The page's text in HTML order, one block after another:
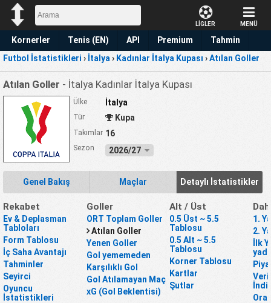
LİGLER MENÜ
Kornerler Tenis (EN) API Premium
Tahmin
Futbol İstatistikleri › İtalya › Kadınlar İtalya Kupası ›Atılan Goller
Atılan Goller - İtalya Kadınlar İtalya Kupası
Ülke İtalya
Tür Kupa
Takımlar 16
Sezon 2026/27
Genel Bakış Maçlar Detaylı İstatistikler
Rekabet
Ev & Deplasman
Tabloları
Form Tablosu
İç Saha Avantajı
Tahminler
Seyirci
Oyuncu
İstatistikleri
Goller
ORT Toplam Goller
Atılan Goller
Yenen Goller
Gol yememeden
Karşılıklı Gol
Gol Atılamayan Maç
xG (Gol Beklentisi)
Alt / Üst
0.5 Üst ~ 5.5
Tablosu
0.5 Alt ~ 5.5
Tablosu
Korner Tablosu
Kartlar
Şutlar
1.
2.
İlk
Veri